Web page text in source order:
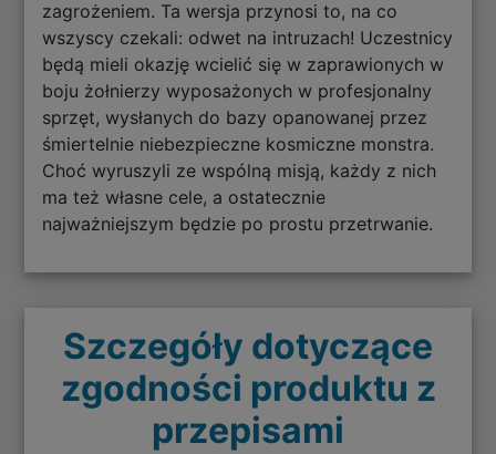
zagrożeniem. Ta wersja przynosi to, na co
wszyscy czekali: odwet na intruzach! Uczestnicy
będą mieli okazję wcielić się w zaprawionych w
boju żołnierzy wyposażonych w profesjonalny
sprzęt, wysłanych do bazy opanowanej przez
śmiertelnie niebezpieczne kosmiczne monstra.
Choć wyruszyli ze wspólną misją, każdy z nich
ma też własne cele, a ostatecznie
najważniejszym będzie po prostu przetrwanie.
Szczegóły dotyczące
zgodności produktu z
przepisami